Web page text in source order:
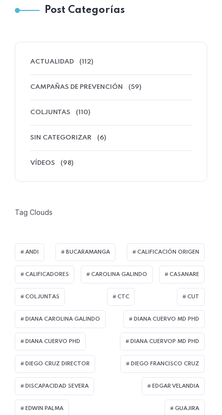
Post Categorías
ACTUALIDAD (112)
CAMPAÑAS DE PREVENCIÓN (59)
COLJUNTAS (110)
SIN CATEGORIZAR (6)
VÍDEOS (98)
Tag Clouds
ANDI BUCARAMANGA CALIFICACIÓN ORIGEN
CALIFICADORES CAROLINA GALINDO CASANARE
COLJUNTAS CTC CUT
DIANA CAROLINA GALINDO DIANA CUERVO MD PHD
DIANA CUERVO PHD DIANA CUERVOP MD PHD
DIEGO CRUZ DIRECTOR DIEGO FRANCISCO CRUZ
DISCAPACIDAD SEVERA EDGAR VELANDIA
EDWIN PALMA GUAJIRA